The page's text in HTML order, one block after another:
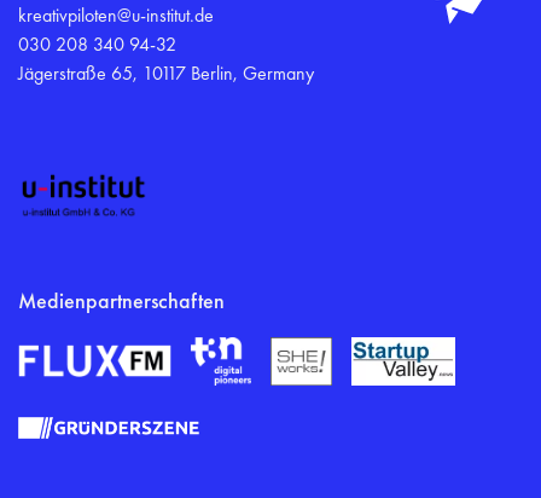
kreativpiloten@u-institut.de
030 208 340 94-32
Jägerstraße 65, 10117 Berlin, Germany
Medienpartnerschaften